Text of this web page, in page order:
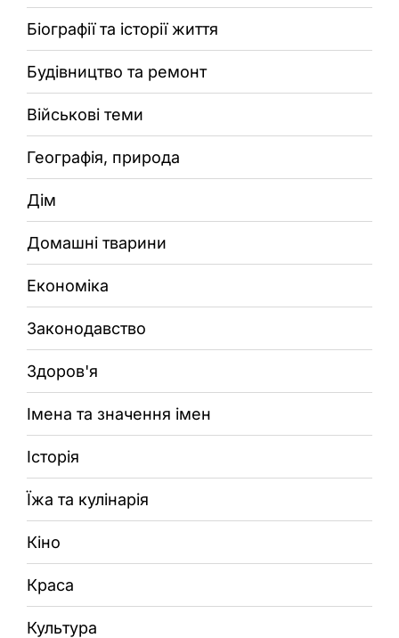
Біографії та історії життя
Будівництво та ремонт
Військові теми
Географія, природа
Дім
Домашні тварини
Економіка
Законодавство
Здоров'я
Імена та значення імен
Історія
Їжа та кулінарія
Кіно
Краса
Культура